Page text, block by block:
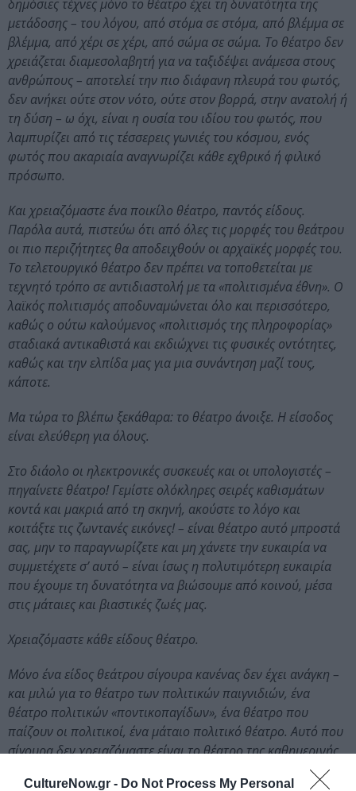
CultureNow.gr - Do Not Process My Personal
δημόσιες τέχνες μόνο το θέατρο έχει τη δυνατότητα της
μετάδοσης – του λόγου, από στόμα σε στόμα, από βλέμμα σε
βλέμμα, από χέρι σε χέρι, από σώμα σε σώμα. Το θέατρο δεν
χρειάζεται διαμεσολαβητή για να ταξιδέψει ανάμεσα στους
ανθρώπους – αποτελεί την πιο διάφανη πλευρά του φωτός,
δεν ανήκει ούτε στον νότο, ούτε στον βορρά, στην ανατολή ή
τη δύση – ω όχι, είναι η ουσία του ιδίου του φωτός, που
λαμπυρίζει από τις τέσσερεις γωνιές του κόσμου, ενός
φωτός που ακαριαία αναγνωρίζει κάθε εχθρικό ή φιλικό
πρόσωπο.
Και χρειαζόμαστε ένα ποικίλο θέατρο, παντός είδους.
Παρόλα αυτά, πιστεύω ότι από όλες τις μορφές του θεάτρου
οι πιο περιζήτητες θα αποδειχθούν οι αρχαϊκές μορφές του.
Το τελετουργικό θέατρο δεν πρέπει να τοποθετείται με
τεχνητό τρόπο σε αντιδιαστολή με τα «πολιτισμένα έθνη». Ο
λαϊκός πολιτισμός αποδυναμώνεται όλο και περισσότερο,
καθώς ο ούτω καλούμενος «πολιτισμός της πληροφορίας»
σταδιακά αντικαθιστά και εκδιώχνει τις φυσικές οντότητες,
καθώς και την ελπίδα μας για μια συνάντηση μαζί τους,
κάποτε.
Μα τώρα το βλέπω ξεκάθαρα: το θέατρο άνοιξε. Η είσοδος
είναι ελεύθερη για όλους.
Στο διάολο οι ηλεκτρονικές συσκευές και οι υπολογιστές –
πηγαίνετε θέατρο! Γεμίστε ολόκληρες σειρές καθισμάτων
κοντά και μακριά από τη σκηνή, ακούστε το λόγο και
κοιτάξτε τις ζωντανές εικόνες! – είναι θέατρο αυτό μπροστά
σας, μην το παραγνωρίζετε και μη χάνετε την ευκαιρία να
συμμετέχετε σ’ αυτό – είναι ίσως η πολυτιμότερη ευκαιρία
που έχουμε τη δυνατότητα να βιώσουμε από κοινού, μέσα
στις μάταιες και βιαστικές ζωές μας.
Χρειαζόμαστε κάθε είδους θέατρο.
Μόνο ένα είδος θεάτρου σίγουρα κανένας δεν έχει ανάγκη –
και μιλώ για το θέατρο των πολιτικών παιγνιδιών, ένα
θέατρο πολιτικών «ποντικοπαγίδων», ένα θέατρο που
παίζουν οι πολιτικοί, ένα μάταιο πολιτικό θέατρο. Αυτό που
σίγουρα δεν χρειαζόμαστε είναι το θέατρο της καθημερινής
τρομοκρατίας, είτε σε ατομικό είτε σε συλλογικό επίπεδο,